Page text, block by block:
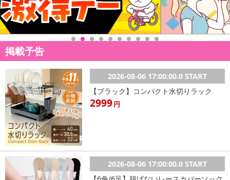
記載されている内容を必ずご確認いただき、お届けする商品セット
にご納得いただきましたうえでお申し込みください。
※パッケージ変更や商品リニューアル(成分など含む)等により、参考
の掲載画像や画像内のバーコードなど、お届け商品と多少異なる場
合がございます。
了により、商品詳細内に記載の原産国・原材料の表記が旧表記の場
合がございます。
あらかじめご了承いただいた上でお申込みください。なお、本理由
によるお申込み後のキャンセル・返品交換は対応いたしかねます。
【お支払いについて】
※お支払い方法は、電話料金合算払い、クレジットカード払い、dポ
イントがご利用いただけます。
掲載予告
2026-08-06 17:00:00.0 START
【ブラック】コンパクト水切りラック
2999円
2026-08-06 17:00:00.0 START